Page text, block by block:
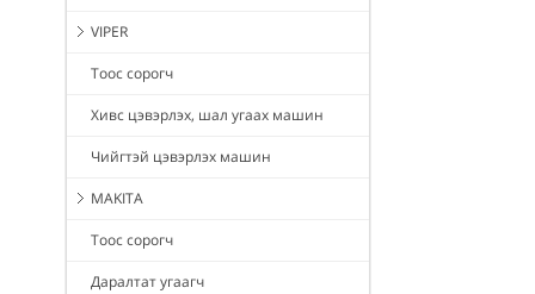
VIPER
Тоос сорогч
Хивс цэвэрлэх, шал угаах машин
Чийгтэй цэвэрлэх машин
MAKITA
Тоос сорогч
Даралтат угаагч